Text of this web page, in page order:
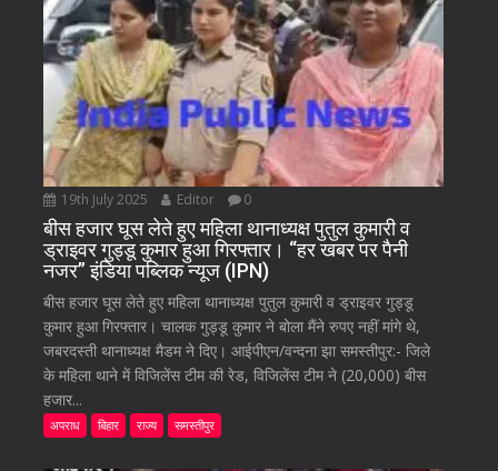
19th July 2025 Editor 0
बीस हजार घूस लेते हुए महिला थानाध्यक्ष पुतुल कुमारी व
ड्राइवर गुड्डू कुमार हुआ गिरफ्तार। “हर खबर पर पैनी
नजर” इंडिया पब्लिक न्यूज (IPN)
बीस हजार घूस लेते हुए महिला थानाध्यक्ष पुतुल कुमारी व ड्राइवर गुड्डू
कुमार हुआ गिरफ्तार। चालक गुड्डू कुमार ने बोला मैंने रुपए नहीं मांगे थे,
जबरदस्ती थानाध्यक्ष मैडम ने दिए। आईपीएन/वन्दना झा समस्तीपुर:- जिले
के महिला थाने में विजिलेंस टीम की रेड, विजिलेंस टीम ने (20,000) बीस
हजार...
अपराध बिहार राज्य समस्तीपुर